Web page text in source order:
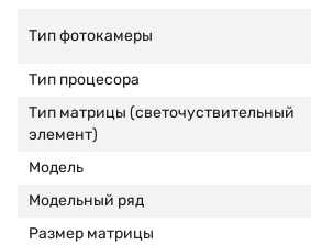
Тип фотокамеры
Тип процесора
Тип матрицы (светочуствительный
элемент)
Модель
Модельный ряд
Размер матрицы